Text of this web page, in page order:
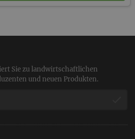
Sie zu landwirtschaftlichen
und neuen Produkten.